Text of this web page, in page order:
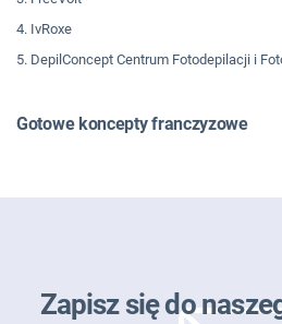
4. IvRoxe
5. DepilConcept Centrum Fotodepilacji i
Gotowe koncepty franczyzowe
Zapisz się do